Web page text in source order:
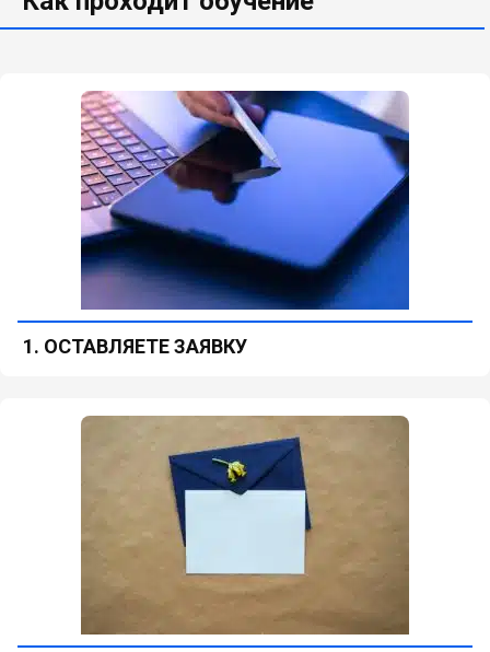
1. ОСТАВЛЯЕТЕ ЗАЯВКУ